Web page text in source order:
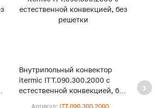
Внутрипольный конвектор
itermic ITT.090.300.2000 с
естественной конвекцией, без
Артикул: ITT.090.300.2000